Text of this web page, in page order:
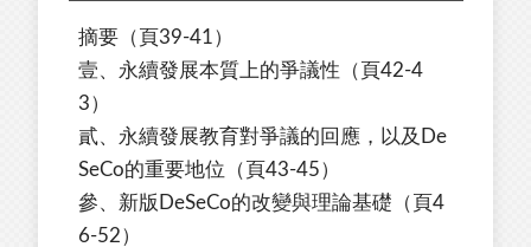
摘要（頁39-41）
壹、永續發展本質上的爭議性 （頁42-4
3）
貳、永續發展教育對爭議的回應，以及De
SeCo的重要地位 （頁43-45）
參、新版DeSeCo的改變與理論基礎 （頁4
6-52）